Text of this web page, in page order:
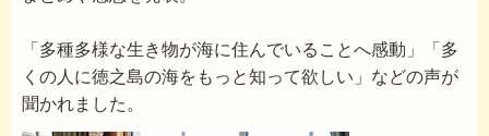
「多種多様な生き物が海に住んでいることへ感動」「多
くの人に徳之島の海をもっと知って欲しい」などの声が
聞かれました。